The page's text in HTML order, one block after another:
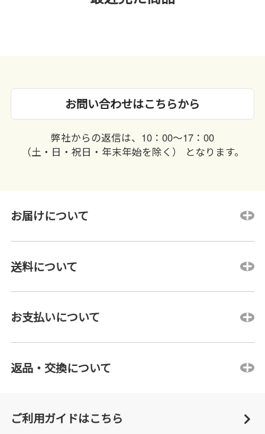
お問い合わせはこちらから
弊社からの返信は、10：00〜17：00
（土・日・祝日・年末年始を除く） となります。
お届けについて
送料について
お支払いについて
返品・交換について
ご利用ガイドはこちら